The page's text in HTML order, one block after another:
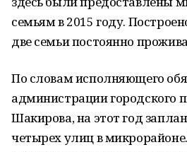
семьям в 2015 году.
две семьи постоянно
По словам исполняющего
администрации городского
Шакирова, на этот год
четырех улиц в